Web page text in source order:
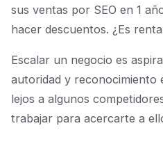
sus ventas por SEO en 1
hacer descuentos. ¿Es
Escalar un negocio es
autoridad y reconocimiento
lejos a algunos
trabajar para acercarte a